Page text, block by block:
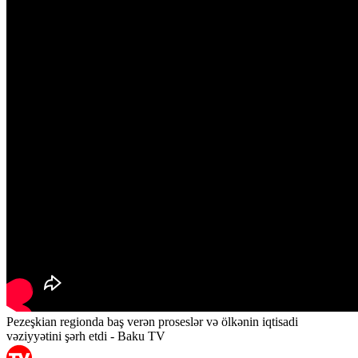
Pezeşkian regionda baş verən proseslər və ölkənin iqtisadi
vəziyyətini şərh etdi - Baku TV